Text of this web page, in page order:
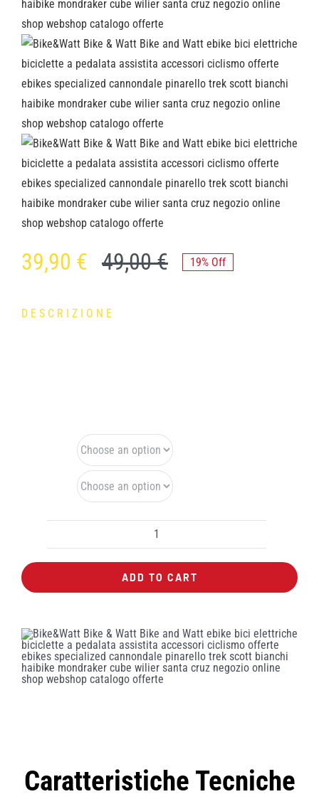
49,00€
39,90 € 19% Off
DESCRIZIONE
Casco
GIST
Planet
quantity
ADD TO CART
Caratteristiche Tecniche